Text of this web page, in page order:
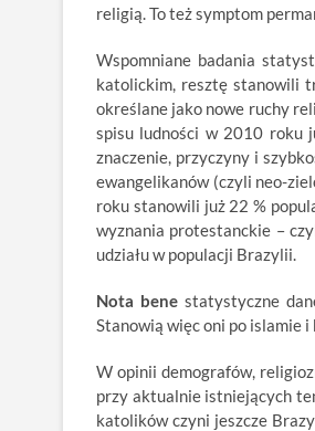
religią. To też symptom
Wspomniane badania
katolickim, resztę stanowili
określane jako nowe ruchy
spisu ludności w 2010 roku
znaczenie, przyczyny i
ewangelikanów (czyli neo-
roku stanowili już 22 %
wyznania protestanckie –
udziału w populacji Brazylii.
Nota bene statystyczne
Stanowią więc oni po islamie
W opinii demografów,
przy aktualnie istniejących
katolików czyni jeszcze